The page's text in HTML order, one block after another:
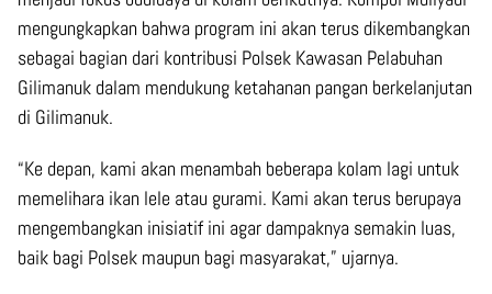
mengungkapkan bahwa program ini akan terus dikembangkan
sebagai bagian dari kontribusi Polsek Kawasan Pelabuhan
Gilimanuk dalam mendukung ketahanan pangan berkelanjutan
di Gilimanuk.
“Ke depan, kami akan menambah beberapa kolam lagi untuk
memelihara ikan lele atau gurami. Kami akan terus berupaya
mengembangkan inisiatif ini agar dampaknya semakin luas,
baik bagi Polsek maupun bagi masyarakat,” ujarnya.